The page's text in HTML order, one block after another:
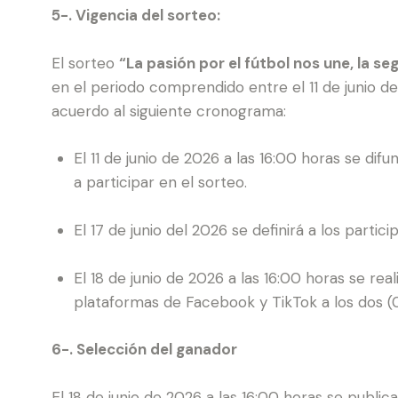
5-. Vigencia del sorteo:
El sorteo “La pasión por el fútbol nos une, la
en el periodo comprendido entre el 11 de junio
acuerdo al siguiente cronograma:
El 11 de junio de 2026 a las 16:00 horas se
a participar en el sorteo.
El 17 de junio del 2026 se definirá a los
El 18 de junio de 2026 a las 16:00 horas se
plataformas de Facebook y TikTok a los dos
6-. Selección del ganador